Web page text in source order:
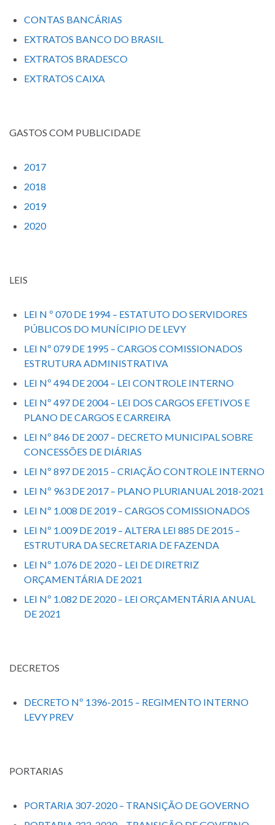
CONTAS BANCÁRIAS
EXTRATOS BANCO DO BRASIL
EXTRATOS BRADESCO
EXTRATOS CAIXA
GASTOS COM PUBLICIDADE
2017
2018
2019
2020
LEIS
LEI N º 070 DE 1994 – ESTATUTO DO SERVIDORES
PÚBLICOS DO MUNÍCIPIO DE LEVY
LEI Nº 079 DE 1995 – CARGOS COMISSIONADOS
ESTRUTURA ADMINISTRATIVA
LEI Nº 494 DE 2004 – LEI CONTROLE INTERNO
LEI Nº 497 DE 2004 – LEI DOS CARGOS EFETIVOS E
PLANO DE CARGOS E CARREIRA
LEI Nº 846 DE 2007 – DECRETO MUNICIPAL SOBRE
CONCESSÕES DE DIÁRIAS
LEI Nº 897 DE 2015 – CRIAÇÃO CONTROLE INTERNO
LEI Nº 963 DE 2017 – PLANO PLURIANUAL 2018-2021
LEI Nº 1.008 DE 2019 – CARGOS COMISSIONADOS
LEI Nº 1.009 DE 2019 – ALTERA LEI 885 DE 2015 –
ESTRUTURA DA SECRETARIA DE FAZENDA
LEI Nº 1.076 DE 2020 – LEI DE DIRETRIZ
ORÇAMENTÁRIA DE 2021
LEI Nº 1.082 DE 2020 – LEI ORÇAMENTÁRIA ANUAL
DE 2021
DECRETOS
DECRETO Nº 1396-2015 – REGIMENTO INTERNO
LEVY PREV
PORTARIAS
PORTARIA 307-2020 – TRANSIÇÃO DE GOVERNO